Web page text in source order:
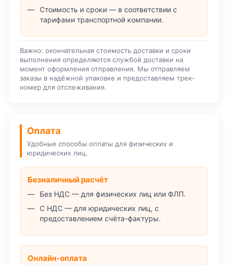
Стоимость и сроки — в соответствии с
тарифами транспортной компании.
Важно: окончательная стоимость доставки и сроки
выполнения определяются службой доставки на
момент оформления отправления. Мы отправляем
заказы в надёжной упаковке и предоставляем трек-
номер для отслеживания.
Оплата
Удобные способы оплаты для физических и
юридических лиц.
Безналичный расчёт
Без НДС — для физических лиц или ФЛП.
С НДС — для юридических лиц, с
предоставлением счёта-фактуры.
Онлайн-оплата